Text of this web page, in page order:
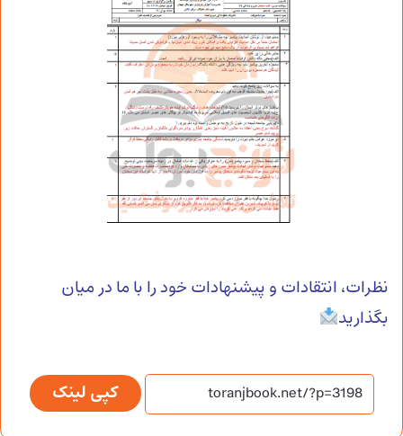
نظرات، انتقادات و پیشنهادات خود را با ما در میان
بگذارید
کپی لینک